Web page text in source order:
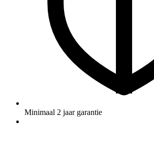
Minimaal 2 jaar garantie